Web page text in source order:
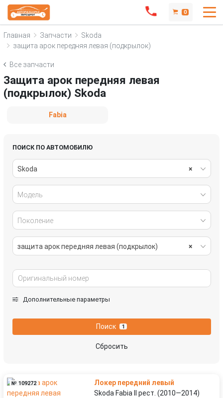
0
Главная Запчасти
Skoda
защита арок передняя левая (подкрылок)
Все запчасти
Защита арок передняя левая
(подкрылок) Skoda
Fabia
ПОИСК ПО АВТОМОБИЛЮ
×
Skoda
Модель
Поколение
×
защита арок передняя левая (подкрылок)
Дополнительные параметры
Поиск 1
Сбросить
№ 109272
Локер передний левый
Skoda Fabia II рест. (2010—2014)